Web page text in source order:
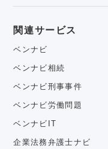
関連サービス
ベンナビ
ベンナビ相続
ベンナビ刑事事件
ベンナビ労働問題
ベンナビIT
企業法務弁護士ナビ